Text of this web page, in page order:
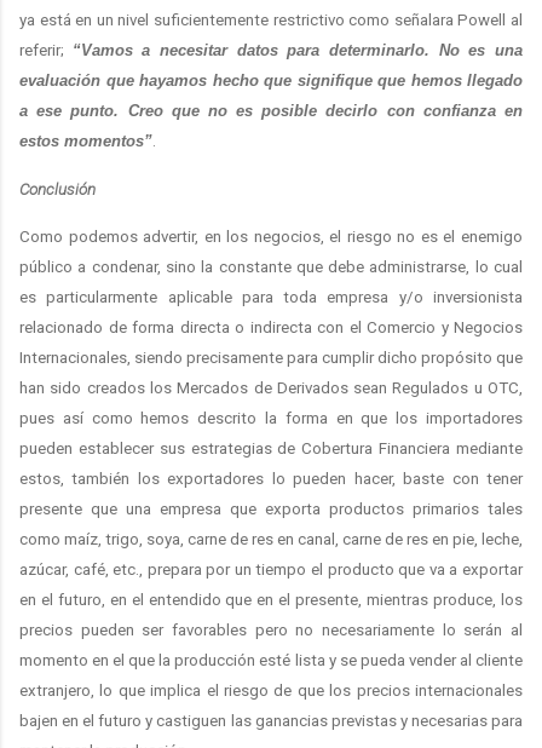
ya está en un nivel suficientemente restrictivo como señalara Powell al
referir; “Vamos a necesitar datos para determinarlo. No es una
evaluación que hayamos hecho que signifique que hemos llegado
a ese punto. Creo que no es posible decirlo con confianza en
estos momentos”
Conclusión
Como podemos advertir, en los negocios, el riesgo no es el enemigo
público a condenar, sino la constante que debe administrarse, lo cual
es particularmente aplicable para toda empresa y/o inversionista
relacionado de forma directa o indirecta con el Comercio y Negocios
Internacionales, siendo precisamente para cumplir dicho propósito que
han sido creados los Mercados de Derivados sean Regulados u OTC,
pues así como hemos descrito la forma en que los importadores
pueden establecer sus estrategias de Cobertura Financiera mediante
estos, también los exportadores lo pueden hacer, baste con tener
presente que una empresa que exporta productos primarios tales
como maíz, trigo, soya, carne de res en canal, carne de res en pie, leche,
azúcar, café, etc., prepara por un tiempo el producto que va a exportar
en el futuro, en el entendido que en el presente, mientras produce, los
precios pueden ser favorables pero no necesariamente lo serán al
momento en el que la producción esté lista y se pueda vender al cliente
extranjero, lo que implica el riesgo de que los precios internacionales
bajen en el futuro y castiguen las ganancias previstas y necesarias para